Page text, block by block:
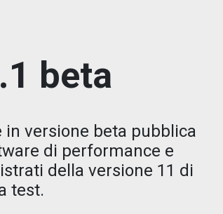
beta
versione beta pubblica
di performance e
della versione 11 di
test.